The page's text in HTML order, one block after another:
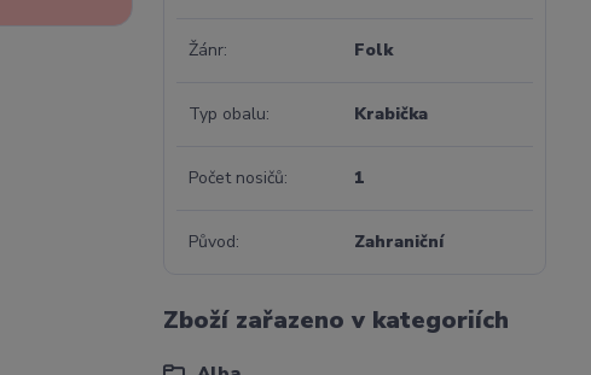
Žánr Folk
Typ obalu Krabička
Počet nosičů 1
Původ Zahraniční
Zboží zařazeno v kategoriích